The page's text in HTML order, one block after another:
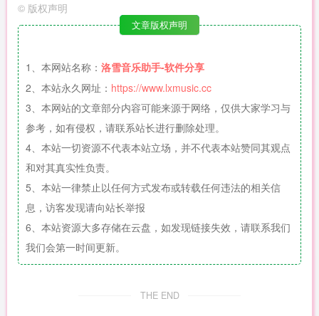
© 版权声明
文章版权声明
1、本网站名称： 洛雪音乐助手-软件分享
2、本站永久网址： https://www.lxmusic.cc
3、本网站的文章部分内容可能来源于网络，仅供大家学习与
参考，如有侵权，请联系站长进行删除处理。
4、本站一切资源不代表本站立场，并不代表本站赞同其观点
和对其真实性负责。
5、本站一律禁止以任何方式发布或转载任何违法的相关信
息，访客发现请向站长举报
6、本站资源大多存储在云盘，如发现链接失效，请联系我们
我们会第一时间更新。
THE END